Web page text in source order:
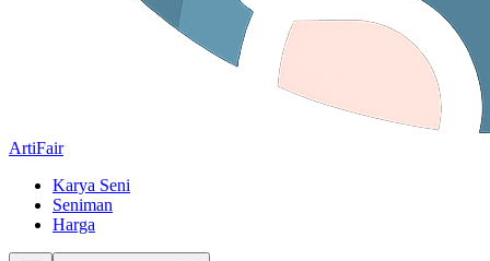
ArtiFair
Karya Seni
Seniman
Harga